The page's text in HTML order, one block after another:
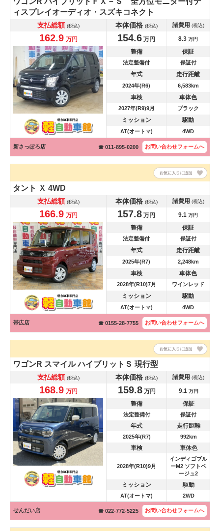
ィスプレイオーディオ・スズキコネクト
支払総額 (税込) 本体価格 (税込) 諸費用 (税込)
162.9 万円 154.6 万円 8.3 万円
整備 保証
法定整備付 保証付
年式 走行距離
2024年(R6) 6,583km
車検 車体色
2027年(R9)9月 ブラック
ミッション 駆動
AT(オートマ) 4WD
新さっぽろ店 ☎ 011-895-0200 お問い合わせフォームへ
タント Ｘ 4WD
支払総額 (税込) 本体価格 (税込) 諸費用 (税込)
166.9 万円 157.8 万円 9.1 万円
整備 保証
法定整備付 保証付
年式 走行距離
2025年(R7) 2,248km
車検 車体色
2028年(R10)7月 ワインレッド
ミッション 駆動
AT(オートマ) 4WD
帯広店 ☎ 0155-28-7755 お問い合わせフォームへ
ワゴンR スマイルハイブリットＳ 現行型
支払総額 (税込) 本体価格 (税込) 諸費用 (税込)
168.9 万円 159.8万円 9.1 万円
整備 保証
法定整備付 保証付
年式 走行距離
2025年(R7) 992km
車検 車体色
2028年(R10)9月
インディゴブル
ーM2 ソフトベ
ージュ2
ミッション 駆動
AT(オートマ) 2WD
せんだい店 ☎ 022-772-5225 お問い合わせフォームへ